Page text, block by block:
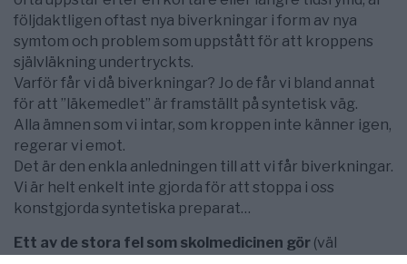
följdaktligen oftast nya biverkningar i form av nya
symtom och problem som uppstått för att kroppens
självläkning undertryckts.
Varför får vi då biverkningar? Jo de får vi bland annat
för att ”läkemedlet” är framställt på syntetisk väg.
Alla ämnen som vi intar, som kroppen inte känner igen,
regerar vi emot.
Det är den enkla anledningen till att vi får biverkningar.
Vi är helt enkelt inte gjorda för att stoppa i oss
konstgjorda syntetiska preparat…
Ett av de stora fel som skolmedicinen gör (väl